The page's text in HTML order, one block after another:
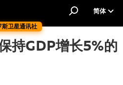
斯卫星通讯社
简体
持GDP增长5%的